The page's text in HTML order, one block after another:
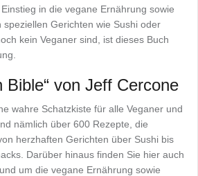
in die vegane Ernährung sowie
Gerichten wie Sushi oder
kein Veganer sind, ist dieses Buch
Bible“ von Jeff Cercone
wahre Schatzkiste für alle Veganer und
nämlich über 600 Rezepte, die
herzhaften Gerichten über Sushi bis
Darüber hinaus finden Sie hier auch
um die vegane Ernährung sowie